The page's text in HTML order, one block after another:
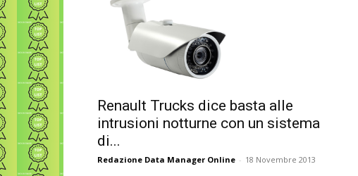
Renault Trucks dice basta alle
intrusioni notturne con un sistema
di...
Redazione Data Manager Online - 18 Novembre 2013